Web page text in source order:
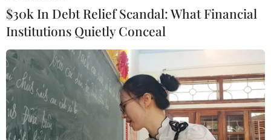
Các hãng hàng không Việt đẩy mạnh khai
thác đường bay ''ngách''
21/07/2020 02:18
Việc các hãng hàng không mở các đường bay mới
giữa các địa phương đã tạo cơ hội đi lại thuận tiện hơn,
$30k In Debt Relief Scandal: What Financial
Institutions Quietly Conceal